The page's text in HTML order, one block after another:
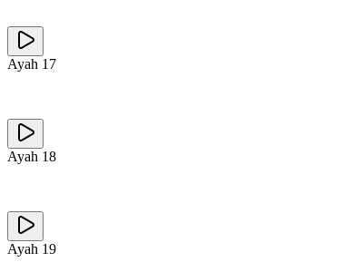
Ayah 17
Ayah 18
Ayah 19